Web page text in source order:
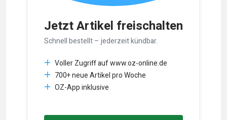
Jetzt Artikel freischalten
Schnell bestellt – jederzeit kündbar.
Voller Zugriff auf www.oz-online.de
700+ neue Artikel pro Woche
OZ-App inklusive